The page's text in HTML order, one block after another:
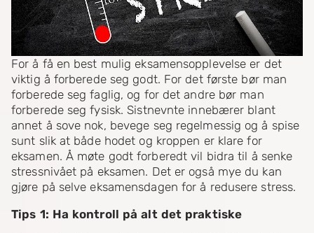
For å få en best mulig eksamensopplevelse er det
viktig å forberede seg godt. For det første bør man
forberede seg faglig, og for det andre bør man
forberede seg fysisk. Sistnevnte innebærer blant
annet å sove nok, bevege seg regelmessig og å spise
sunt slik at både hodet og kroppen er klare for
eksamen. Å møte godt forberedt vil bidra til å senke
stressnivået på eksamen. Det er også mye du kan
gjøre på selve eksamensdagen for å redusere stress.
Tips 1: Ha kontroll på alt det praktiske